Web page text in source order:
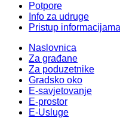
Potpore
Info za udruge
Pristup informacijama
Naslovnica
Za građane
Za poduzetnike
Gradsko oko
E-savjetovanje
E-prostor
E-Usluge